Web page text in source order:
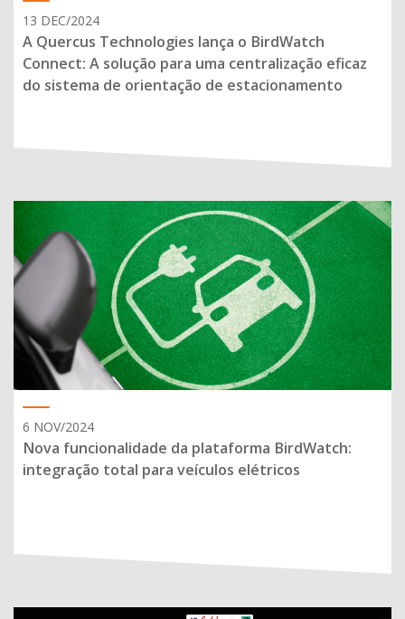
13 DEC/2024
A Quercus Technologies lança o BirdWatch
Connect: A solução para uma centralização eficaz
do sistema de orientação de estacionamento
6 NOV/2024
Nova funcionalidade da plataforma BirdWatch:
integração total para veículos elétricos